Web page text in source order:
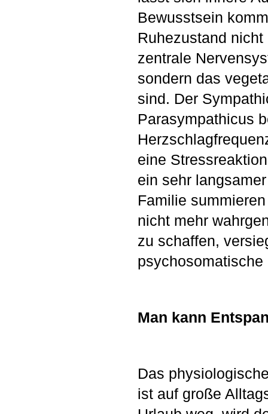
Bewusstsein
Ruhezustand
zentrale
sondern das
sind. Der
Parasympathicus
eine
ein sehr
Familie
nicht mehr
zu schaffen,
Man kann
Das
ist auf große